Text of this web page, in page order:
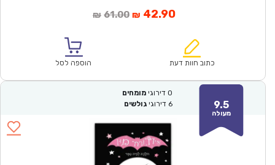
₪ 61.00המחיר
₪61.00.
₪ 42.90המחיר
הוא:
כתוב חוות דעת הוספה לסל
9.5
מעולה
0 דירוגי מומחים
6 דירוגי גולשים